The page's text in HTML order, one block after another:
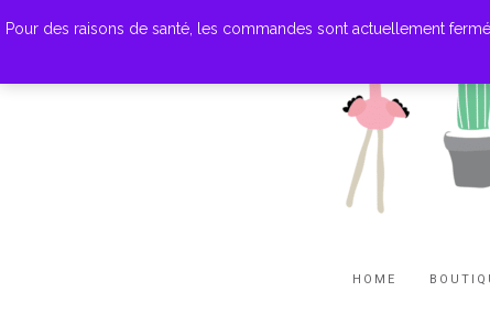
HOME
Pour des raisons de santé, les commandes sont actuellement